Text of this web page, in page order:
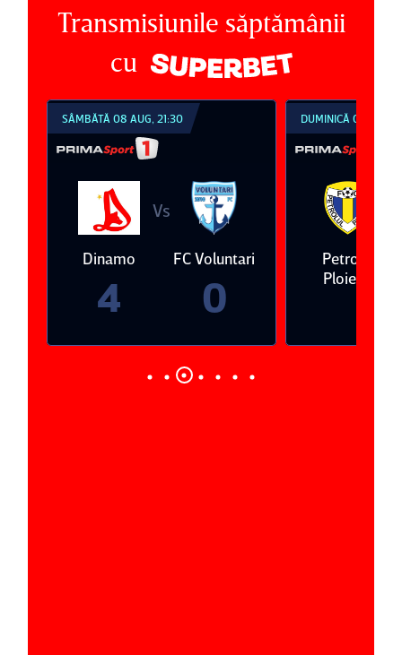
Transmisiunile săptămânii
cu
SÂMBĂTĂ 08 AUG, 21:30
Dinamo
4
Vs
FC Voluntari
0
DUMINICĂ 09 AUG,
Petrolul
Ploieşti